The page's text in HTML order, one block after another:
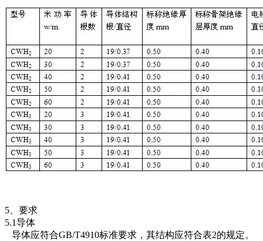
5、要求
5.1导体
导体应符合GB/T4910标准要求，其结构应符合表2的规定。